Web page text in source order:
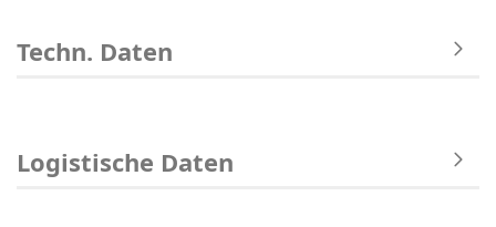
Techn. Daten
Logistische Daten